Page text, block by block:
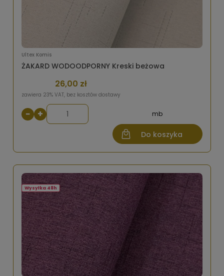
Ultex Komis
ŻAKARD WODOODPORNY Kreski beżowa
26,00 zł
zawiera 23% VAT, bez kosztów dostawy
− + mb
Do koszyka
Wysyłka 48h